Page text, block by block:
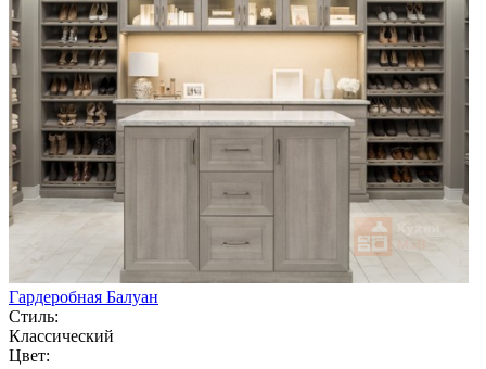
Гардеробная Балуан
Стиль:
Классический
Цвет: